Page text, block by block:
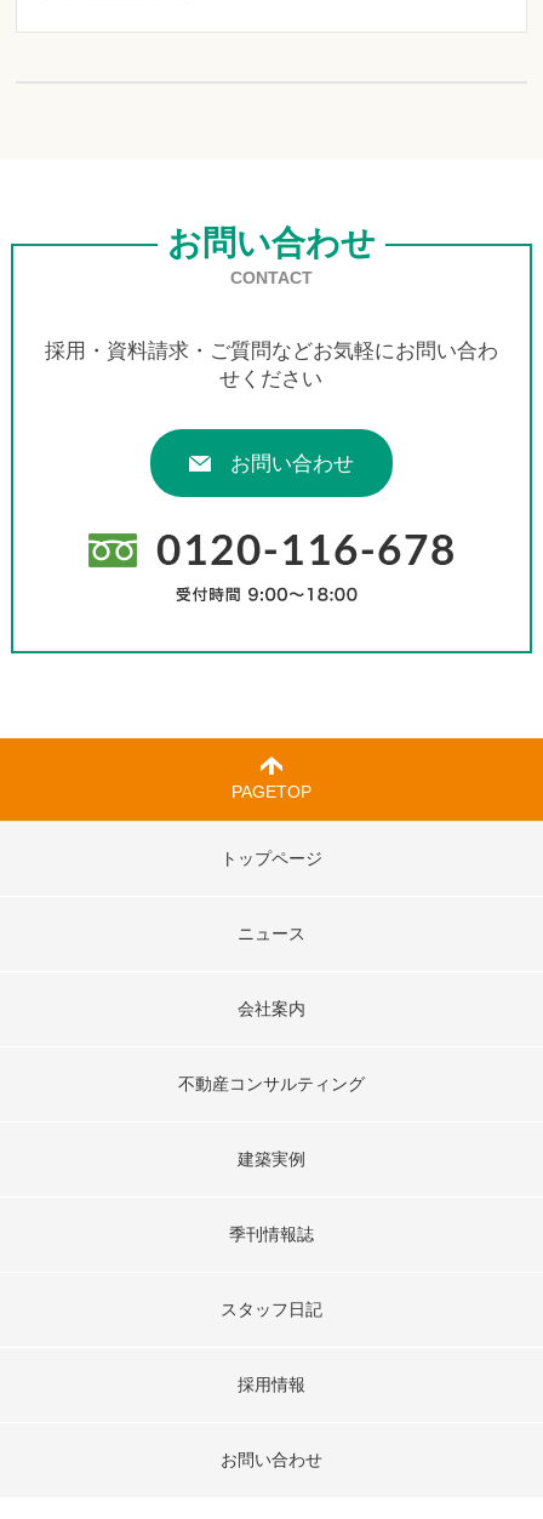
お問い合わせ
CONTACT
採用・資料請求・ご質問などお気軽にお問い合わ
せください
お問い合わせ
PAGETOP
トップページ
ニュース
会社案内
不動産コンサルティング
建築実例
季刊情報誌
スタッフ日記
採用情報
お問い合わせ